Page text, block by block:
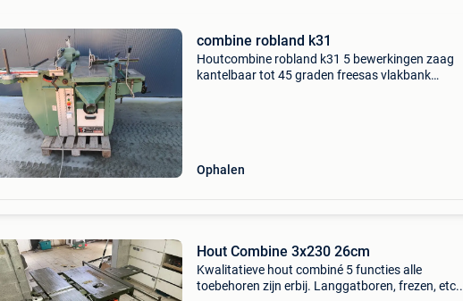
combine robland k31
Houtcombine robland k31 5 bewerkingen zaag
kantelbaar tot 45 graden freesas vlakbank
Ophalen
Hout Combine 3x230 26cm
Kwalitatieve hout combiné 5 functies alle
toebehoren zijn erbij. Langgatboren, frezen, etc..